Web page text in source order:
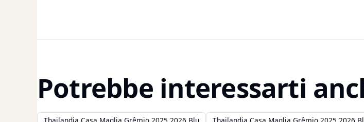
Potrebbe interessarti